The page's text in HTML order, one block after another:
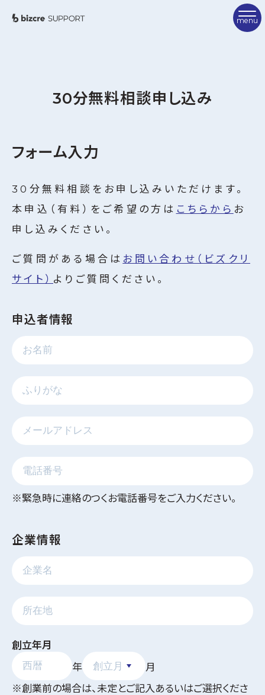
ご利用方法
相談を申し込む
お問い合わせ
ビズクリポータル
ビズクリナレッジ
30分無料相談申し込み
フォーム入力
30分無料相談をお申し込みいただけます。
本申込（有料）をご希望の方は こちらから お
申し込みください。
ご質問がある場合は お問い合わせ（ビズクリ
サイト） よりご質問ください。
申込者情報
※緊急時に連絡のつくお電話番号をご入力ください。
企業情報
創立年月
年
月
※創業前の場合は、未定とご記入あるいはご選択くださ